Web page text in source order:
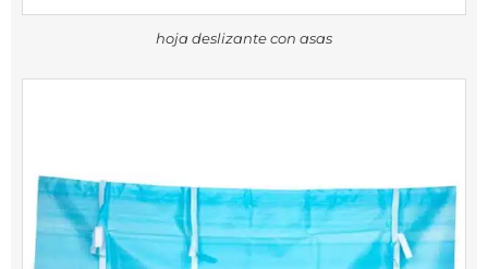
hoja deslizante con asas